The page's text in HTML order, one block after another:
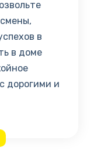
в
в доме
дорогими и